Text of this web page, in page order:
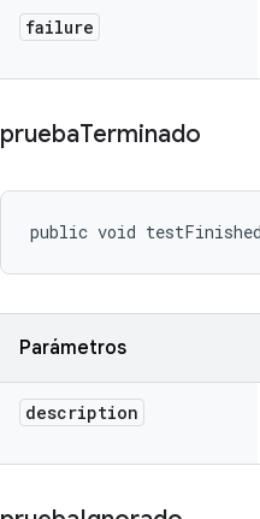
failure
pruebaTerminado
public void
Parámetros
description